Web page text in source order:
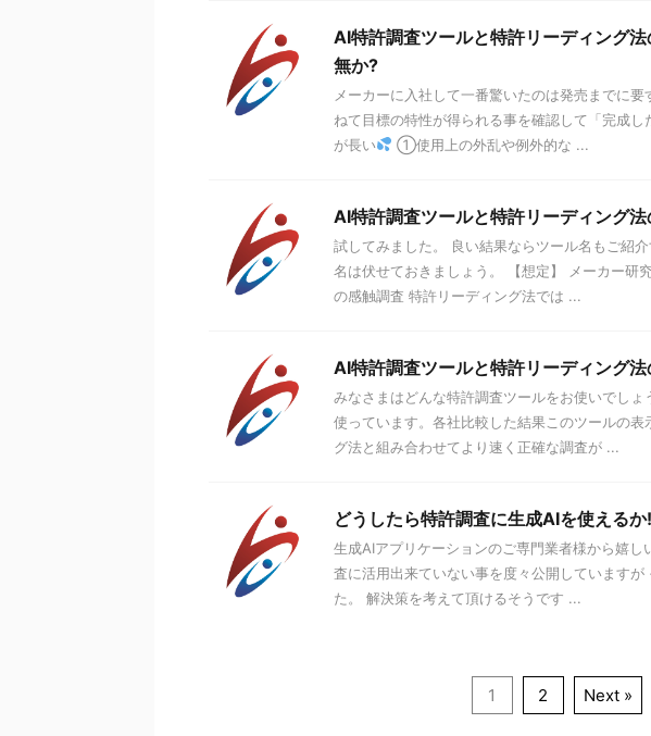
AI特許調査ツールと特許リーディング
無か?
メーカーに入社して一番驚いたのは発売までに
ねて目標の特性が得られる事を確認して「完成
が長い
①使用上の外乱や例外的な ...
AI特許調査ツールと特許リーディング
試してみました。 良い結果ならツール名もご紹
名は伏せておきましょう。 【想定】 メーカー研
の感触調査 特許リーディング法では ...
AI特許調査ツールと特許リーディング
みなさまはどんな特許調査ツールをお使いでし
使っています。各社比較した結果このツールの
グ法と組み合わせてより速く正確な調査が ...
どうしたら特許調査に生成AIを使える
生成AIアプリケーションのご専門業者様から嬉
査に活用出来ていない事を度々公開しています
た。 解決策を考えて頂けるそうです ...
1 2 Next »